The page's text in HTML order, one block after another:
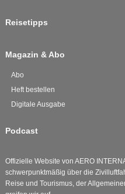
Reisetipps
Magazin & Abo
Abo
Heft bestellen
Digitale Ausgabe
Podcast
Offizielle Website von AERO
schwerpunktmäßig über die
Reise und Tourismus, der